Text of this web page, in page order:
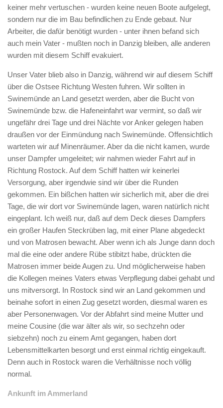
keiner mehr vertuschen - wurden keine neuen Boote aufgelegt,
sondern nur die im Bau befindlichen zu Ende gebaut. Nur
Arbeiter, die dafür benötigt wurden - unter ihnen befand sich
auch mein Vater - mußten noch in Danzig bleiben, alle anderen
wurden mit diesem Schiff evakuiert.
Unser Vater blieb also in Danzig, während wir auf diesem Schiff
über die Ostsee Richtung Westen fuhren. Wir sollten in
Swinemünde an Land gesetzt werden, aber die Bucht von
Swinemünde bzw. die Hafeneinfahrt war vermint, so daß wir
ungefähr drei Tage und drei Nächte vor Anker gelegen haben
draußen vor der Einmündung nach Swinemünde. Offensichtlich
warteten wir auf Minenräumer. Aber da die nicht kamen, wurde
unser Dampfer umgeleitet; wir nahmen wieder Fahrt auf in
Richtung Rostock. Auf dem Schiff hatten wir keinerlei
Versorgung, aber irgendwie sind wir über die Runden
gekommen. Ein bißchen hatten wir sicherlich mit, aber die drei
Tage, die wir dort vor Swinemünde lagen, waren natürlich nicht
eingeplant. Ich weiß nur, daß auf dem Deck dieses Dampfers
ein großer Haufen Steckrüben lag, mit einer Plane abgedeckt
und von Matrosen bewacht. Aber wenn ich als Junge dann doch
mal die eine oder andere Rübe stibitzt habe, drückten die
Matrosen immer beide Augen zu. Und möglicherweise haben
die Kollegen meines Vaters etwas Verpflegung dabei gehabt und
uns mitversorgt. In Rostock sind wir an Land gekommen und
beinahe sofort in einen Zug gesetzt worden, diesmal waren es
aber Personenwagen. Vor der Abfahrt sind meine Mutter und
meine Cousine (die war älter als wir, so sechzehn oder
siebzehn) noch zu einem Amt gegangen, haben dort
Lebensmittelkarten besorgt und erst einmal richtig eingekauft.
Denn auch in Rostock waren die Verhältnisse noch völlig
normal.
Ankunft im Ammerland